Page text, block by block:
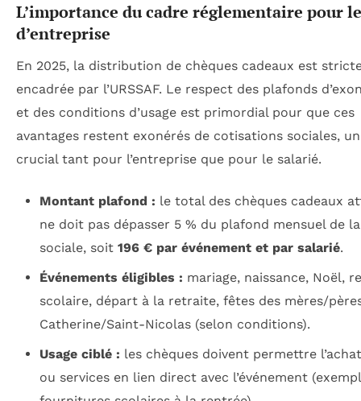
L’importance du cadre réglementaire pour
d’entreprise
En 2025, la distribution de chèques cadeaux est
encadrée par l’URSSAF. Le respect des plafonds
et des conditions d’usage est primordial pour que ces
avantages restent exonérés de cotisations sociales,
crucial tant pour l’entreprise que pour le salarié.
Montant plafond : le total des chèques cadeaux
ne doit pas dépasser 5 % du plafond mensuel de
sociale, soit 196 € par événement et par salarié.
Événements éligibles : mariage, naissance, Noël,
scolaire, départ à la retraite, fêtes des mères/
Catherine/Saint-Nicolas (selon conditions).
Usage ciblé : les chèques doivent permettre
ou services en lien direct avec l’événement